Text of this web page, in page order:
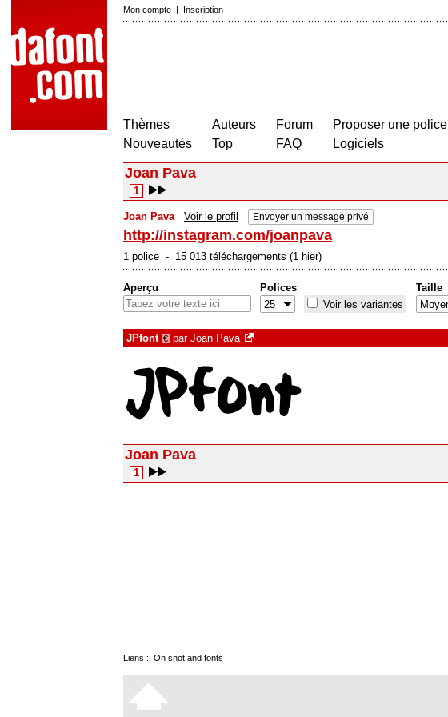
Mon compte | Inscription
Thèmes
Nouveautés
Auteurs
Top
Forum
FAQ
Proposer une police
Logiciels
Joan Pava
1
Joan Pava Voir le profil Envoyer un message privé
http://instagram.com/joanpava
1 police - 15 013 téléchargements (1 hier)
Aperçu
Polices
Voir les variantes
Taille
JPfont € par Joan Pava
Joan Pava
1
Liens : On snot and fonts